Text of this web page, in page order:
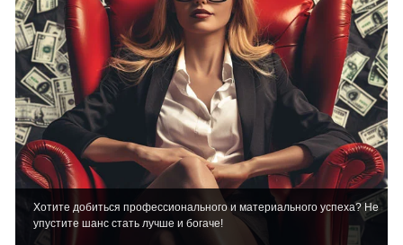
Хотите добиться профессионального и материального успеха? Не
упустите шанс стать лучше и богаче!